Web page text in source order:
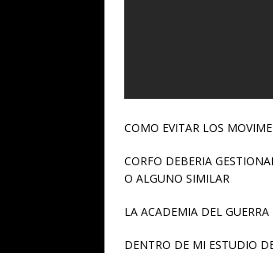
COMO EVITAR LOS
CORFO DEBERIA
O ALGUNO SIMILAR
LA ACADEMIA DEL
DENTRO DE MI ESTUDIO